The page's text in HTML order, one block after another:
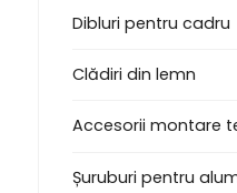
Dibluri pentru cadru
Clădiri din lemn
Accesorii montare
Șuruburi pentru